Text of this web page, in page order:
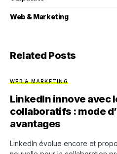
Web & Marketing
Related Posts
WEB & MARKETING
LinkedIn innove avec
collaboratifs : mode
avantages
LinkedIn évolue encore et